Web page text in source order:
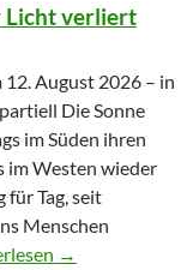
Licht verliert
August 2026 – in
Die Sonne
im Süden ihren
im Westen wieder
für Tag, seit
Menschen
die Sonne ihr Licht
→